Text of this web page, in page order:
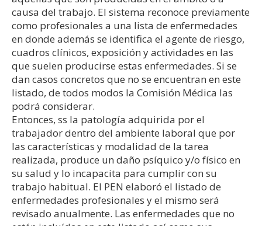
causa del trabajo. El sistema reconoce previamente
como profesionales a una lista de enfermedades
en donde además se identifica el agente de riesgo,
cuadros clínicos, exposición y actividades en las
que suelen producirse estas enfermedades. Si se
dan casos concretos que no se encuentran en este
listado, de todos modos la Comisión Médica las
podrá considerar.
Entonces, ss la patología adquirida por el
trabajador dentro del ambiente laboral que por
las características y modalidad de la tarea
realizada, produce un daño psíquico y/o físico en
su salud y lo incapacita para cumplir con su
trabajo habitual. El PEN elaboró el listado de
enfermedades profesionales y el mismo será
revisado anualmente. Las enfermedades que no